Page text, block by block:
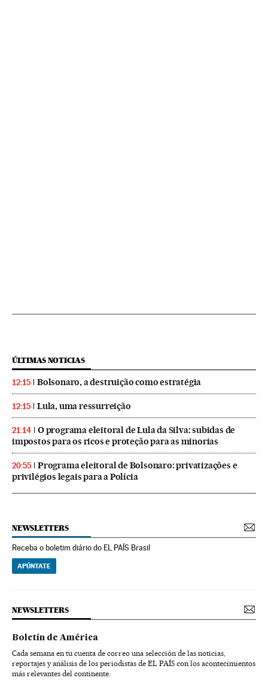
ÚLTIMAS NOTICIAS
12:15 Bolsonaro, a destruição como estratégia
12:15 Lula, uma ressurreição
21:14
O programa eleitoral de Lula da Silva: subidas de
impostos para os ricos e proteção para as minorias
20:55
Programa eleitoral de Bolsonaro: privatizações e
privilégios legais para a Polícia
NEWSLETTERS
Receba o boletim diário do EL PAÍS Brasil
APÚNTATE
NEWSLETTERS
Boletín de América
Cada semana en tu cuenta de correo una selección de las noticias,
reportajes y análisis de los periodistas de EL PAÍS con los acontecimientos
más relevantes del continente.